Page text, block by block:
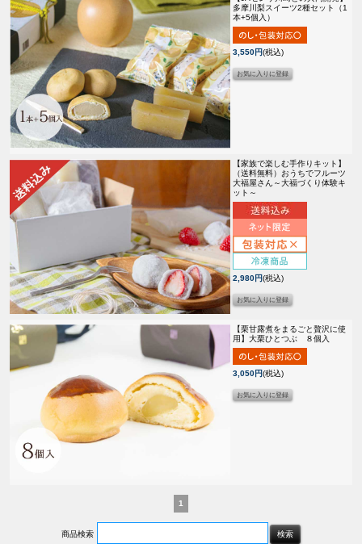
多摩川梨スイーツ2種セット（1
本+5個入）
3,550円(税込)
【家族で楽しむ手作りキット】
（送料無料） おうちでフルーツ
大福屋さん～大福づくり体験キ
ット～
2,980円(税込)
【栗甘露煮をまるごと贅沢に使
用】 大栗ひとつぶ ８個入
3,050円(税込)
1
商品検索